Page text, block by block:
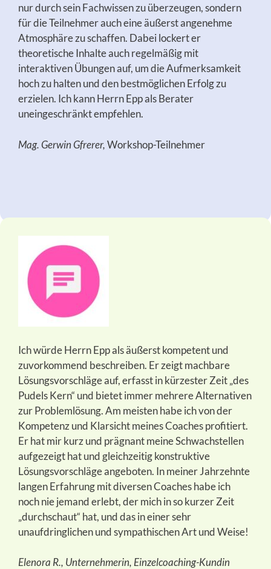
nur durch sein Fachwissen zu überzeugen, sondern
für die Teilnehmer auch eine äußerst angenehme
Atmosphäre zu schaffen. Dabei lockert er
theoretische Inhalte auch regelmäßig mit
interaktiven Übungen auf, um die Aufmerksamkeit
hoch zu halten und den bestmöglichen Erfolg zu
erzielen. Ich kann Herrn Epp als Berater
uneingeschränkt empfehlen.
Mag. Gerwin Gfrerer,Workshop-Teilnehmer
Ich würde Herrn Epp als äußerst kompetent und
zuvorkommend beschreiben. Er zeigt machbare
Lösungsvorschläge auf, erfasst in kürzester Zeit „des
Pudels Kern“ und bietet immer mehrere Alternativen
zur Problemlösung. Am meisten habe ich von der
Kompetenz und Klarsicht meines Coaches profitiert.
Er hat mir kurz und prägnant meine Schwachstellen
aufgezeigt hat und gleichzeitig konstruktive
Lösungsvorschläge angeboten. In meiner Jahrzehnte
langen Erfahrung mit diversen Coaches habe ich
noch nie jemand erlebt, der mich in so kurzer Zeit
„durchschaut“ hat, und das in einer sehr
unaufdringlichen und sympathischen Art und Weise!
Elenora R., Unternehmerin, Einzelcoaching-Kundin